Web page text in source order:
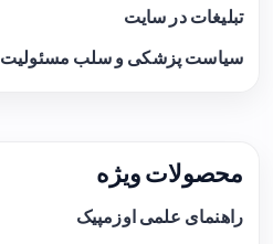
تبلیغات در سایت
سیاست پزشکی و سلب مسئولیت
محصولات ویژه
راهنمای علمی اوزمپیک